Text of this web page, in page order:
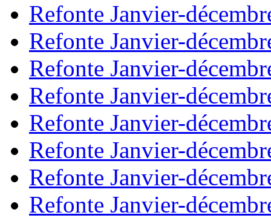
Refonte Janvier-
Refonte Janvier-
Refonte Janvier-
Refonte Janvier-
Refonte Janvier-
Refonte Janvier-
Refonte Janvier-
Refonte Janvier-